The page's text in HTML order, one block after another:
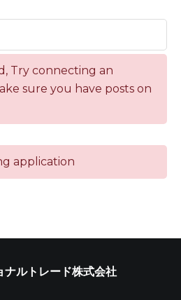
Try connecting an
sure you have posts on
application
ナルトレード株式会社